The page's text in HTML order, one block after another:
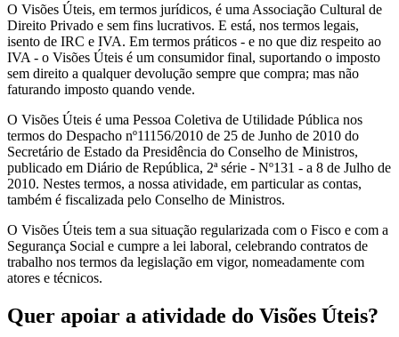
O Visões Úteis, em termos jurídicos, é uma Associação Cultural de
Direito Privado e sem fins lucrativos. E está, nos termos legais,
isento de IRC e IVA. Em termos práticos - e no que diz respeito ao
IVA - o Visões Úteis é um consumidor final, suportando o imposto
sem direito a qualquer devolução sempre que compra; mas não
faturando imposto quando vende.
O Visões Úteis é uma Pessoa Coletiva de Utilidade Pública nos
termos do Despacho nº11156/2010 de 25 de Junho de 2010 do
Secretário de Estado da Presidência do Conselho de Ministros,
publicado em Diário de República, 2ª série - Nº131 - a 8 de Julho de
2010. Nestes termos, a nossa atividade, em particular as contas,
também é fiscalizada pelo Conselho de Ministros.
O Visões Úteis tem a sua situação regularizada com o Fisco e com a
Segurança Social e cumpre a lei laboral, celebrando contratos de
trabalho nos termos da legislação em vigor, nomeadamente com
atores e técnicos.
Quer apoiar a atividade do Visões Úteis?